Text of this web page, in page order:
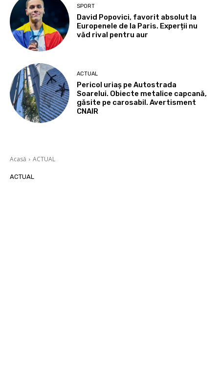
SPORT
David Popovici, favorit absolut la
Europenele de la Paris. Experții nu
văd rival pentru aur
ACTUAL
Pericol uriaș pe Autostrada
Soarelui. Obiecte metalice capcană,
găsite pe carosabil. Avertisment
CNAIR